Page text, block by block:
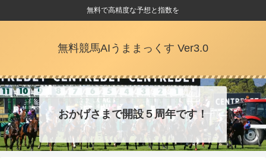
無料で高精度な予想と指数を
無料競馬AIうままっくす Ver3.0
おかげさまで開設５周年です！